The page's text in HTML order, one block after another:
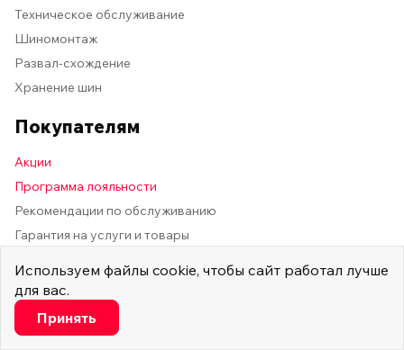
Техническое обслуживание
Шиномонтаж
Развал-схождение
Хранение шин
Покупателям
Акции
Программа лояльности
Рекомендации по обслуживанию
Гарантия на услуги и товары
Способы получения и оплаты
Статьи
Новости
Используем файлы cookie, чтобы сайт работал лучше
для вас.
Настроить
Минимальные
Принять